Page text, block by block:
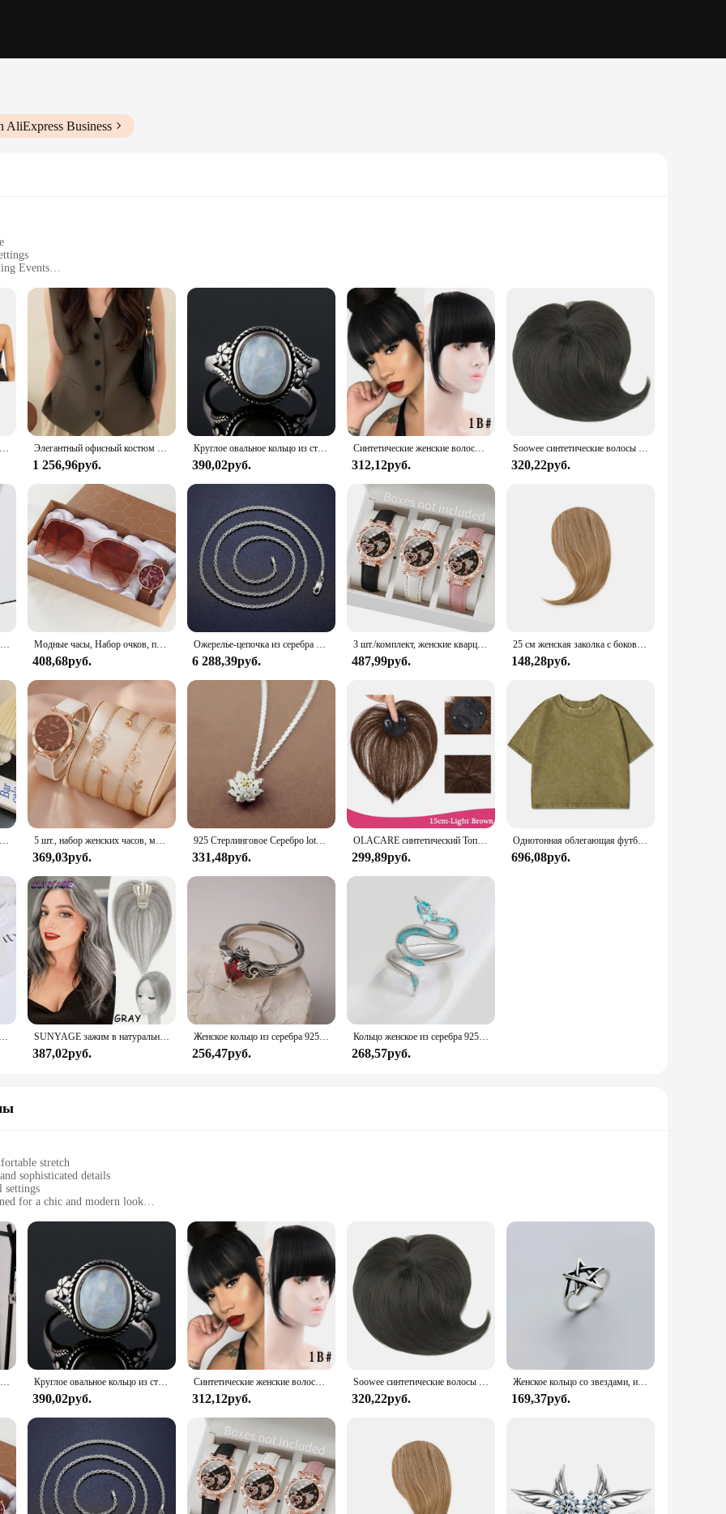
AliExpress Business
Events
Wear
Blazer, a garment that seamlessly blends professionalism with a touch of elegance. The sleek silhouette and premium polyester blend
business and casual occasions. The vest blazer's design is thoughtfully crafted to flatter a variety of body types, offering a tailored fit
this versatile vest blazer is your go-to piece. Its adaptable nature allows it to be paired with a variety of outfits, from crisp shirts and
evening ensemble. The vest blazer's neutral color palette ensures it can be effortlessly incorporated into any wardrobe, making it a staple
Vest Blazer is available in a range of sizes to cater to diverse body types. The selection includes both classic and trendy colors,
This vest blazer is not just a garment; it's a statement of elegance and adaptability, designed to meet the needs of wholesalers,
fashion-forward pieces.
Женский жилет на пуговицах с острым подолом, однотонный укороченный топ с воротником с лацканами, Майки с открытой спиной, женские топы Элегантный офисный костюм с V-образным вырезом, жилет ZANZEA, Женская майка, модный блейзер без рукавов, верхняя одежда 2024, летние майки оверсайз цвета хаки
1 256,96руб.
Круглое овальное кольцо из стерлингового серебра 925 пробы с натуральными лунными камнями для женщин, кольца, подарки, винтажные ювелирные изделия
390,02руб.
Синтетические женские волосы LUPU, короткие прямые тупые челки, Натуральные Искусственные накладные волосы, зажимы для волос для черного термостойкого волокна
312,12руб.
Soowee синтетические волосы Топпер с челкой невидимые 3D волосы Toupee шиньоны для мужчин и женщин
320,22руб.
Женское ожерелье из серебра 925 пробы с синей звездой и кристаллами Модные часы, Набор очков, повседневные часы с кожаным ремешком, Женские Простые солнцезащитные очки, Женские кварцевые наручные часы с циферблатом железной башни, платье C
408,68руб.
Ожерелье-цепочка из серебра 2,5 пробы, мм
6 288,39руб.
3 шт./комплект, женские кварцевые часы с кожаным ремешком
487,99руб.
25 см женская заколка с боковой челкой, натуральная толстая матовая челка для наращивания волос на лбу, черная, коричневая, светлая челка, парик с бахромой, шиньоны
148,28руб.
Роскошная модная дизайнерская женская сумка IMJK, ручные сумки, наплечный мессенджер, наклонная сумка на плечо, вечерние квадратные сумки 5 шт., набор женских часов, модные повседневные кварцевые часы, модный простой браслет, набор часов
369,03руб.
925 Стерлинговое Серебро lotus ожерелья и кулоны для женщин Высокое качество Стерлинговое Серебро-ювелирные изделия
331,48руб.
OLACARE синтетический Топпер шиньон накладной челка с зажимом удлинение челки натуральная накладная бахрома Невидимый Клоуз шиньон для женщин
299,89руб.
Однотонная облегающая футболка с эффектом потертости, женские модные мягкие хлопковые футболки, повседневная спортивная крутая ретро одежда с коротким рукавом для женщин
696,08руб.
Женская цепочка на шею из серебра 925 пробы с розовым цирконием SUNYAGE зажим в натуральные синтетические волосы челки бахрома волосы куски средней части удлинение волос Topper для женщин выпадение волос
387,02руб.
Женское кольцо из серебра 925 пробы с красным Цирконом
256,47руб.
Кольцо женское из серебра 925 пробы с голубым цветом
268,57руб.
stretch
sophisticated details
settings
for a chic and modern look
complete ensemble
Blazer, a staple piece that redefines elegance in women's formal wear. This chic ensemble is crafted from a premium blend of
with you throughout the day. The sleek silhouette and sophisticated details make it an impeccable choice for both professional and
where you go.
about style; it's about versatility. Whether you're attending a business meeting, a social event, or simply looking to elevate your casual
the look, offering a cohesive ensemble that is both chic and practical. The vest blazer's durability ensures it withstands the test
it's a statement of fashion-forward thinking. The design and style of this piece are tailored to meet the needs of the fashion-
The vest blazer's performance and property make it a smart investment for anyone looking to add a touch of sophistication to
looking for a high-quality set for sale, this vest blazer is sure to impress.
Женский тонкий пиджак и брюки, повседневный комплект из трех предметов, белый жилет и брюки, одежда для офиса и работы, спортивный костюм, лето 2023 Круглое овальное кольцо из стерлингового серебра 925 пробы с натуральными лунными камнями для женщин, кольца, подарки, винтажные ювелирные изделия
390,02руб.
Синтетические женские волосы LUPU, короткие прямые тупые челки, Натуральные Искусственные накладные волосы, зажимы для волос для черного термостойкого волокна
312,12руб.
Soowee синтетические волосы Топпер с челкой невидимые 3D волосы Toupee шиньоны для мужчин и женщин
320,22руб.
Женское кольцо со звездами, из серебра 925 пробы
169,37руб.